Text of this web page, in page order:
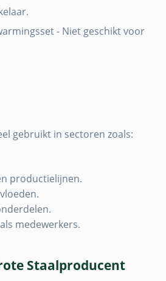
- Niet geschikt voor
gebruikt in sectoren zoals:
productielijnen.
medewerkers.
Staalproducent